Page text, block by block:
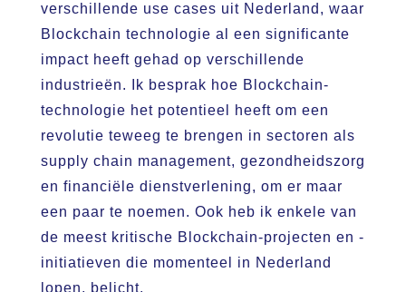
verschillende use cases uit Nederland, waar
Blockchain technologie al een significante
impact heeft gehad op verschillende
industrieën. Ik besprak hoe Blockchain-
technologie het potentieel heeft om een
revolutie teweeg te brengen in sectoren als
supply chain management, gezondheidszorg
en financiële dienstverlening, om er maar
een paar te noemen. Ook heb ik enkele van
de meest kritische Blockchain-projecten en -
initiatieven die momenteel in Nederland
lopen, belicht.